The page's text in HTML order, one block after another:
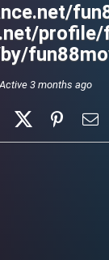
profile/
Active 3 months ago